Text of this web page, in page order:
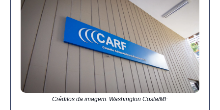
Créditos da imagem: Washington Costa/MF